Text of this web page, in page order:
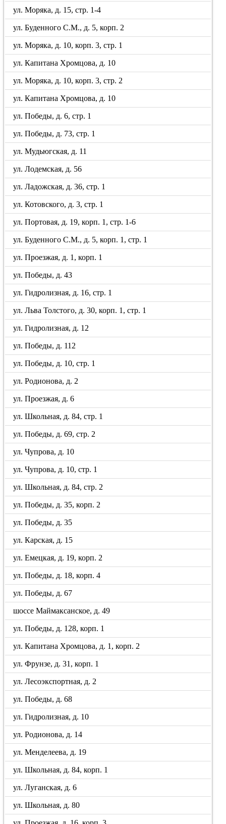
ул. Моряка, д. 15, стр. 1-4
ул. Буденного С.М., д. 5, корп. 2
ул. Моряка, д. 10, корп. 3, стр. 1
ул. Капитана Хромцова, д. 10
ул. Моряка, д. 10, корп. 3, стр. 2
ул. Капитана Хромцова, д. 10
ул. Победы, д. 6, стр. 1
ул. Победы, д. 73, стр. 1
ул. Мудьюгская, д. 11
ул. Лодемская, д. 56
ул. Ладожская, д. 36, стр. 1
ул. Котовского, д. 3, стр. 1
ул. Портовая, д. 19, корп. 1, стр. 1-6
ул. Буденного С.М., д. 5, корп. 1, стр. 1
ул. Проезжая, д. 1, корп. 1
ул. Победы, д. 43
ул. Гидролизная, д. 16, стр. 1
ул. Льва Толстого, д. 30, корп. 1, стр. 1
ул. Гидролизная, д. 12
ул. Победы, д. 112
ул. Победы, д. 10, стр. 1
ул. Родионова, д. 2
ул. Проезжая, д. 6
ул. Школьная, д. 84, стр. 1
ул. Победы, д. 69, стр. 2
ул. Чупрова, д. 10
ул. Чупрова, д. 10, стр. 1
ул. Школьная, д. 84, стр. 2
ул. Победы, д. 35, корп. 2
ул. Победы, д. 35
ул. Карская, д. 15
ул. Емецкая, д. 19, корп. 2
ул. Победы, д. 18, корп. 4
ул. Победы, д. 67
шоссе Маймаксанское, д. 49
ул. Победы, д. 128, корп. 1
ул. Капитана Хромцова, д. 1, корп. 2
ул. Фрунзе, д. 31, корп. 1
ул. Лесоэкспортная, д. 2
ул. Победы, д. 68
ул. Гидролизная, д. 10
ул. Родионова, д. 14
ул. Менделеева, д. 19
ул. Школьная, д. 84, корп. 1
ул. Луганская, д. 6
ул. Школьная, д. 80